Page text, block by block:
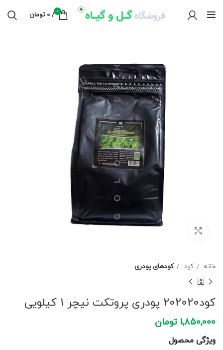
0
/
0 تومان
خانه کود کودهای پودری
کود202020 پودری پروتکت نیچر 1 کیلویی
1,850,000 تومان
ویژگی محصول